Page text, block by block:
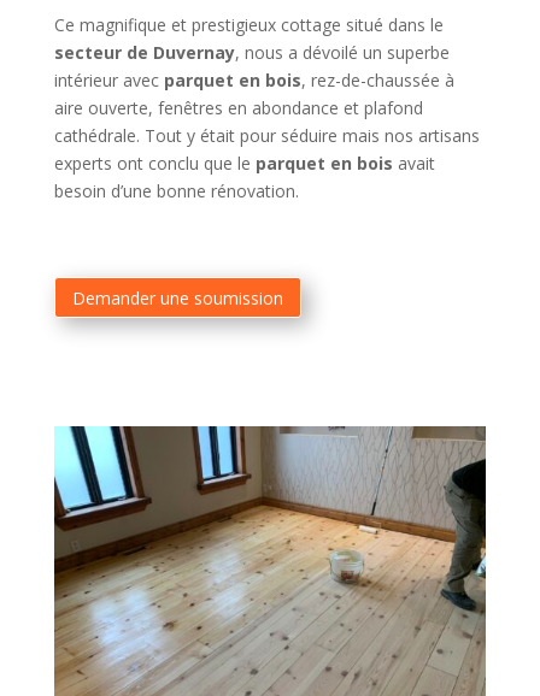
Ce magnifique et prestigieux cottage situé dans le
secteur de Duvernay, nous a dévoilé un superbe
intérieur avec parquet en bois, rez-de-chaussée à
aire ouverte, fenêtres en abondance et plafond
cathédrale. Tout y était pour séduire mais nos artisans
experts ont conclu que le parquet en bois avait
besoin d’une bonne rénovation.
Demander une soumission